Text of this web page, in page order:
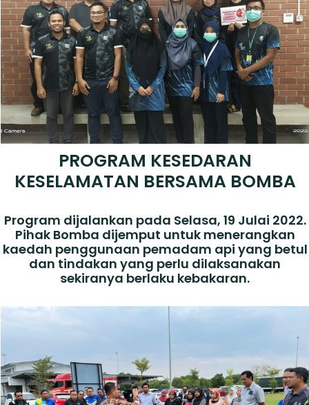
PROGRAM KESEDARAN
KESELAMATAN BERSAMA BOMBA
Program dijalankan pada Selasa, 19 Julai 2022.
Pihak Bomba dijemput untuk menerangkan
kaedah penggunaan pemadam api yang betul
dan tindakan yang perlu dilaksanakan
sekiranya berlaku kebakaran.